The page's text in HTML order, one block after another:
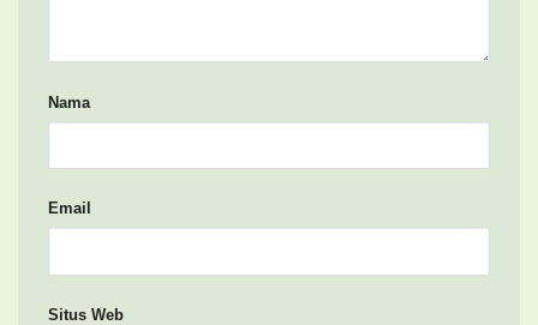
Nama
Email
Situs Web